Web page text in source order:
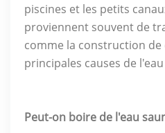
piscines et les petits
proviennent souvent de
comme la construction de
principales causes de
Peut-on boire de l'eau